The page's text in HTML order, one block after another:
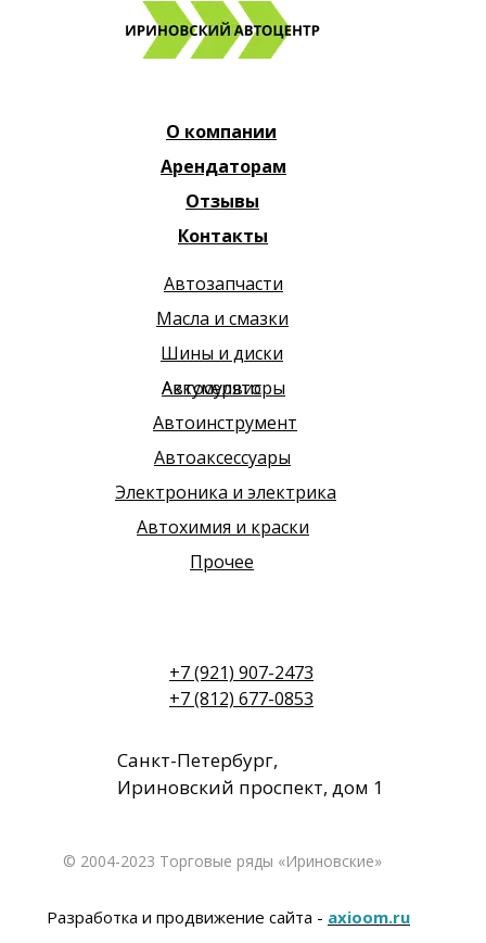
+7 (921) 907-2473
+7 (812) 677-0853
© 2004-2023 Торговые ряды «Ириновские»
Контакты
Отзывы
Арендаторам
Разработка и продвижение сайта - axioom.ru
Прочее
Автохимия и краски
Электроника и электрика
Автоаксессуары
Автоинструмент
Автосервис
Аккумуляторы
Шины и диски
Санкт-Петербург,
Ириновский проспект, дом 1
Масла и смазки
Автозапчасти
О компании